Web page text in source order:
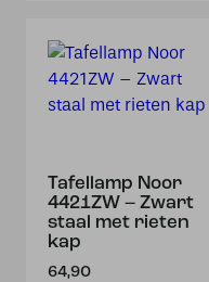
Tafellamp Noor
4421ZW – Zwart
staal met rieten
kap
64,90